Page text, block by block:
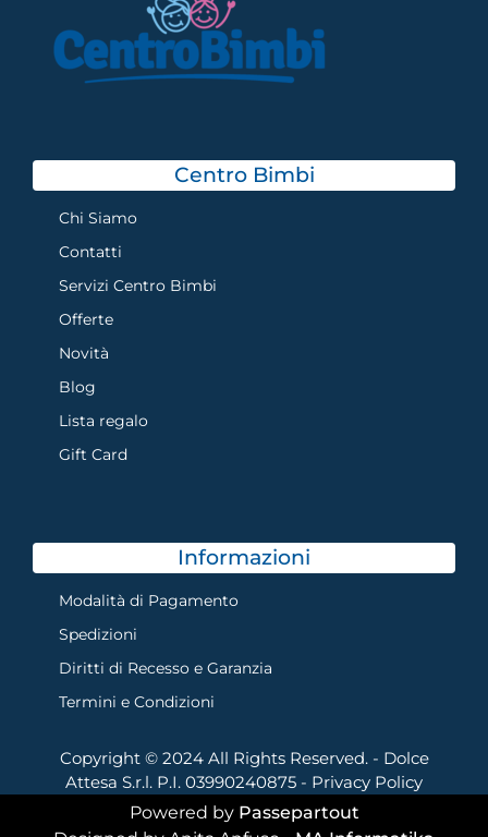
Centro Bimbi
Chi Siamo
Contatti
Servizi Centro Bimbi
Offerte
Novità
Blog
Lista regalo
Gift Card
Informazioni
Modalità di Pagamento
Spedizioni
Diritti di Recesso e Garanzia
Termini e Condizioni
Copyright © 2024 All Rights Reserved. - Dolce
Attesa S.r.l. P.I. 03990240875 - Privacy Policy
Powered by Passepartout